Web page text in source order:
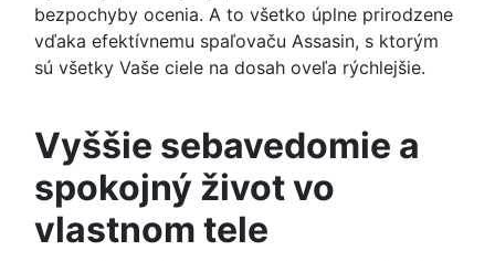
bezpochyby ocenia. A to všetko úplne prirodzene
vďaka efektívnemu spaľovaču Assasin, s ktorým
sú všetky Vaše ciele na dosah oveľa rýchlejšie.
Vyššie sebavedomie a
spokojný život vo
vlastnom tele